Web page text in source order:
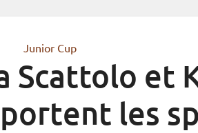
Junior Cup
Scattolo et
les